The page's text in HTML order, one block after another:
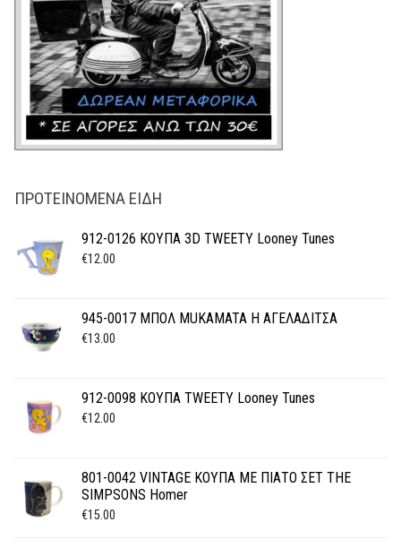
ΠΡΟΤΕΙΝΌΜΕΝΑ ΕΊΔΗ
912-0126 ΚΟΥΠΑ 3D TWEETY Looney Tunes
€12.00
945-0017 ΜΠΟΛ MUKAMATA Η ΑΓΕΛΑΔΙΤΣΑ
€13.00
912-0098 ΚΟΥΠΑ TWEETY Looney Tunes
€12.00
801-0042 VINTAGE ΚΟΥΠΑ ΜΕ ΠΙΑΤΟ ΣΕΤ THE
SIMPSONS Homer
€15.00